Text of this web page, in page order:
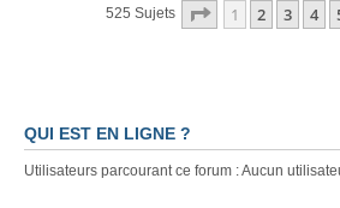
525 Sujets Page 1Sur
1 2 3 4
QUI EST EN LIGNE ?
Utilisateurs parcourant ce forum : Aucun